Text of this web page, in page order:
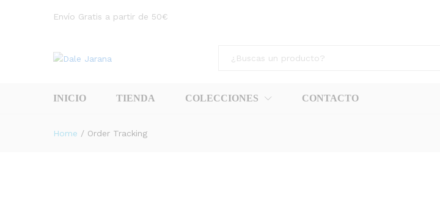
Envío Gratis a partir de 50€
Todas
INICIO TIENDA COLECCIONES CONTACTO
Home / Order Tracking